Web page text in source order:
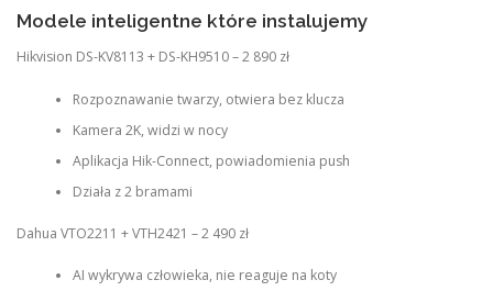
Modele inteligentne które instalujemy
Hikvision DS-KV8113 + DS-KH9510 – 2 890 zł
Rozpoznawanie twarzy, otwiera bez klucza
Kamera 2K, widzi w nocy
Aplikacja Hik-Connect, powiadomienia push
Działa z 2 bramami
Dahua VTO2211 + VTH2421 – 2 490 zł
AI wykrywa człowieka, nie reaguje na koty